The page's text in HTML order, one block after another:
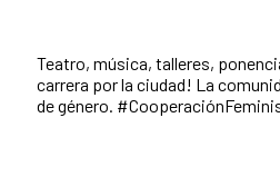
Teatro, música, talleres,
carrera por la ciudad! La
de género.